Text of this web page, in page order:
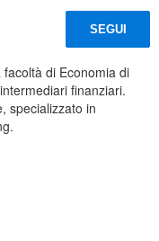
SEGUI
di Economia di
finanziari.
specializzato in